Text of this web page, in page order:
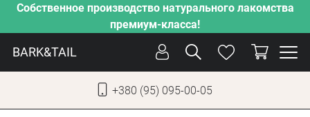
Собственное производство натурального лакомства
премиум-класса!
BARK&TAIL
+380 (95) 095-00-05